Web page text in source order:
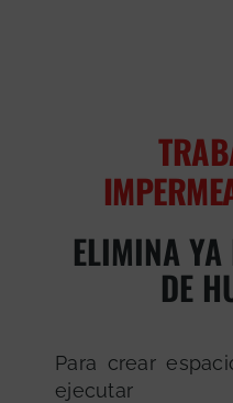
ELIMINA
DE
Para crear
ejecutar